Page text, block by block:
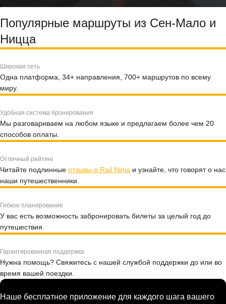
Популярные маршруты из Сен-Мало и
Ницца
Широкая сеть
Одна платформа, 34+ направления, 700+ маршрутов по всему
миру.
Удобная система бронирования
Мы разговариваем на любом языке и предлагаем более чем 20
способов оплаты.
Отличный рейтинг
Читайте подлинные отзывы о Rail Ninja и узнайте, что говорят о нас
наши путешественники.
Гибкое планирование
У вас есть возможность забронировать билеты за целый год до
путешествия.
Гарантированная поддержка
Нужна помощь? Свяжитесь с нашей службой поддержки до или во
время вашей поездки.
Наше бесплатное приложение для каждого шага вашего